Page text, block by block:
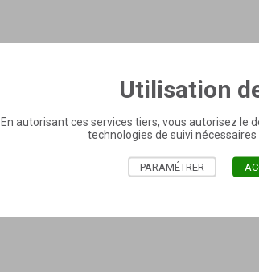
Utilisation
En autorisant ces services tiers, vous autorisez le
technologies de suivi
PARAMÉTRER